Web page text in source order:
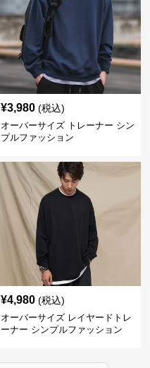
¥3,980 (税込)
オーバーサイズ トレーナー シン
プルファッション
¥4,980 (税込)
オーバーサイズ レイヤードトレ
ーナー シンプルファッション